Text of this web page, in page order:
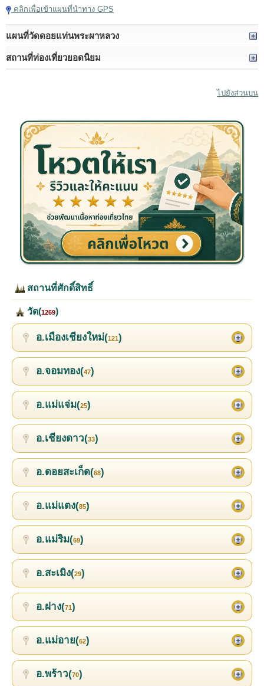
คลิกเพื่อเข้าแผนที่นำทาง GPS
แผนที่วัดดอยแท่นพระผาหลวง
สถานที่ท่องเที่ยวยอดนิยม
ไปยังส่วนบน
สถานที่ศักดิ์สิทธิ์
วัด(1269)
อ.เมืองเชียงใหม่(121)
อ.จอมทอง(47)
อ.แม่แจ่ม(25)
อ.เชียงดาว(33)
อ.ดอยสะเก็ด(68)
อ.แม่แตง(85)
อ.แม่ริม(69)
อ.สะเมิง(29)
อ.ฝาง(71)
อ.แม่อาย(62)
อ.พร้าว(70)